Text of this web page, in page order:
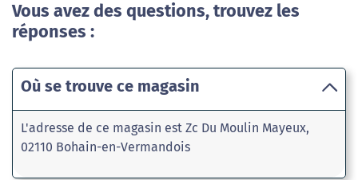
Vous avez des questions, trouvez les
réponses :
Où se trouve ce magasin
L'adresse de ce magasin est Zc Du Moulin Mayeux,
02110 Bohain-en-Vermandois